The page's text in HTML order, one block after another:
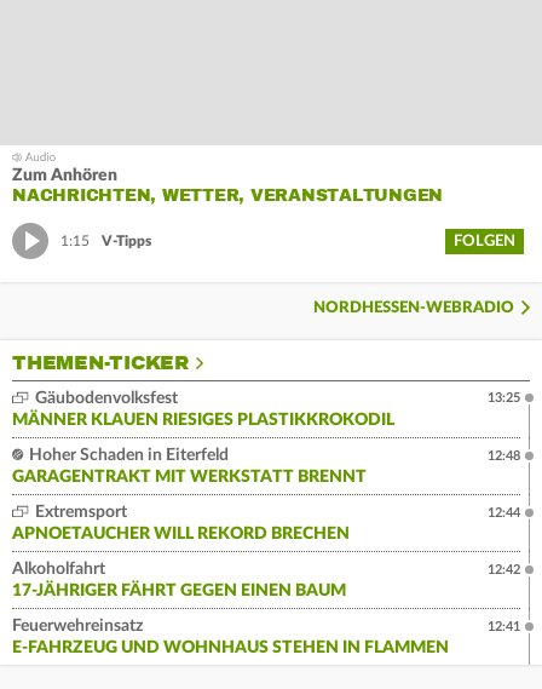
Zum Anhören
NACHRICHTEN, WETTER, VERANSTALTUNGEN
1:15 V-Tipps FOLGEN
NORDHESSEN-WEBRADIO
THEMEN-TICKER
Gäubodenvolksfest
MÄNNER KLAUEN RIESIGES PLASTIKKROKODIL
13:25
Hoher Schaden in Eiterfeld
GARAGENTRAKT MIT WERKSTATT BRENNT
12:48
Extremsport
APNOETAUCHER WILL REKORD BRECHEN
12:44
Alkoholfahrt
17-JÄHRIGER FÄHRT GEGEN EINEN BAUM
12:42
Feuerwehreinsatz
E-FAHRZEUG UND WOHNHAUS STEHEN IN FLAMMEN
12:41